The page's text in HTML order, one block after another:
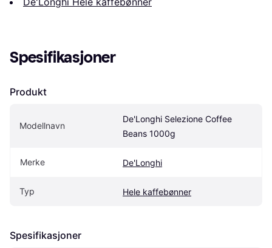
Spesifikasjoner
Produkt
Modellnavn
De'Longhi Selezione Coffee
Beans 1000g
Merke De'Longhi
Typ Hele kaffebønner
Spesifikasjoner